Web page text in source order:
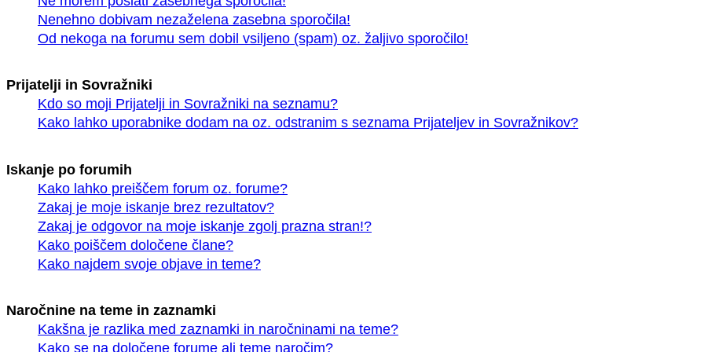
Nenehno dobivam nezaželena zasebna sporočila!
Od nekoga na forumu sem dobil vsiljeno (spam) oz. žaljivo sporočilo!
Prijatelji in Sovražniki
Kdo so moji Prijatelji in Sovražniki na seznamu?
Kako lahko uporabnike dodam na oz. odstranim s seznama Prijateljev in Sovražnikov?
Iskanje po forumih
Kako lahko preiščem forum oz. forume?
Zakaj je moje iskanje brez rezultatov?
Zakaj je odgovor na moje iskanje zgolj prazna stran!?
Kako poiščem določene člane?
Kako najdem svoje objave in teme?
Naročnine na teme in zaznamki
Kakšna je razlika med zaznamki in naročninami na teme?
Kako se na določene forume ali teme naročim?